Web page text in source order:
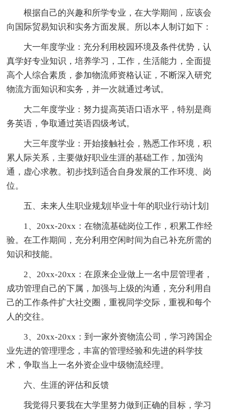
根据自己的兴趣和所学专业，在大学期间，应该会
向国际贸易知识和实务方面发展。所以本人制订如下：
大一年度学业：充分利用校园环境及条件优势，认
真学好专业知识，培养学习，工作，生活能力，全面提
高个人综合素质，参加物流师资格认证，不断深入研究
物流方面知识和实务，并一次就通过考试。
大二年度学业：努力提高英语口语水平，特别是商
务英语，争取通过英语四级考试。
大三年度学业：开始接触社会，熟悉工作环境，积
累人际关系，主要做好职业生涯的基础工作，加强沟
通，虚心求教。初步找到适合自身发展的工作环境、岗
位。
五、未来人生职业规划[毕业十年的职业行动计划]
1、20xx-20xx：在物流基础岗位工作，积累工作经
验。在工作期间，充分利用空闲时间为自己补充所需的
知识和技能。
2、20xx-20xx：在原来企业做上一名中层管理者，
成功管理自己的下属，加强与上级的沟通，充分利用自
己的工作条件扩大社交圈，重视同学交际，重视和每个
人的交往。
3、20xx-20xx：到一家外资物流公司，学习跨国企
业先进的管理理念，丰富的管理经验和先进的科学技
术，争取当上一名外资企业中级物流经理。
六、生涯的评估和反馈
我觉得只要我在大学里努力做到正确的目标，学习